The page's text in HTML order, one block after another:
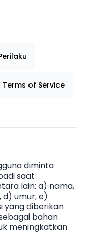
Terms of Service
diminta
saat
lain: a) nama,
d) umur, e)
yang diberikan
bahan
meningkatkan